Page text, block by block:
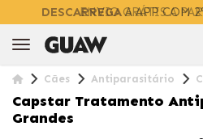
DESCARREGAA APP COM
Cães Antiparasitário
Capstar Tratamento
Grandes